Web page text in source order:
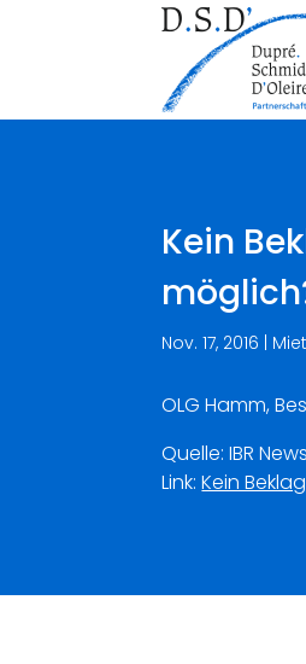
Kein
Nov. 17, 2016 |
OLG Hamm,
Quelle: IBR
Link:Kein